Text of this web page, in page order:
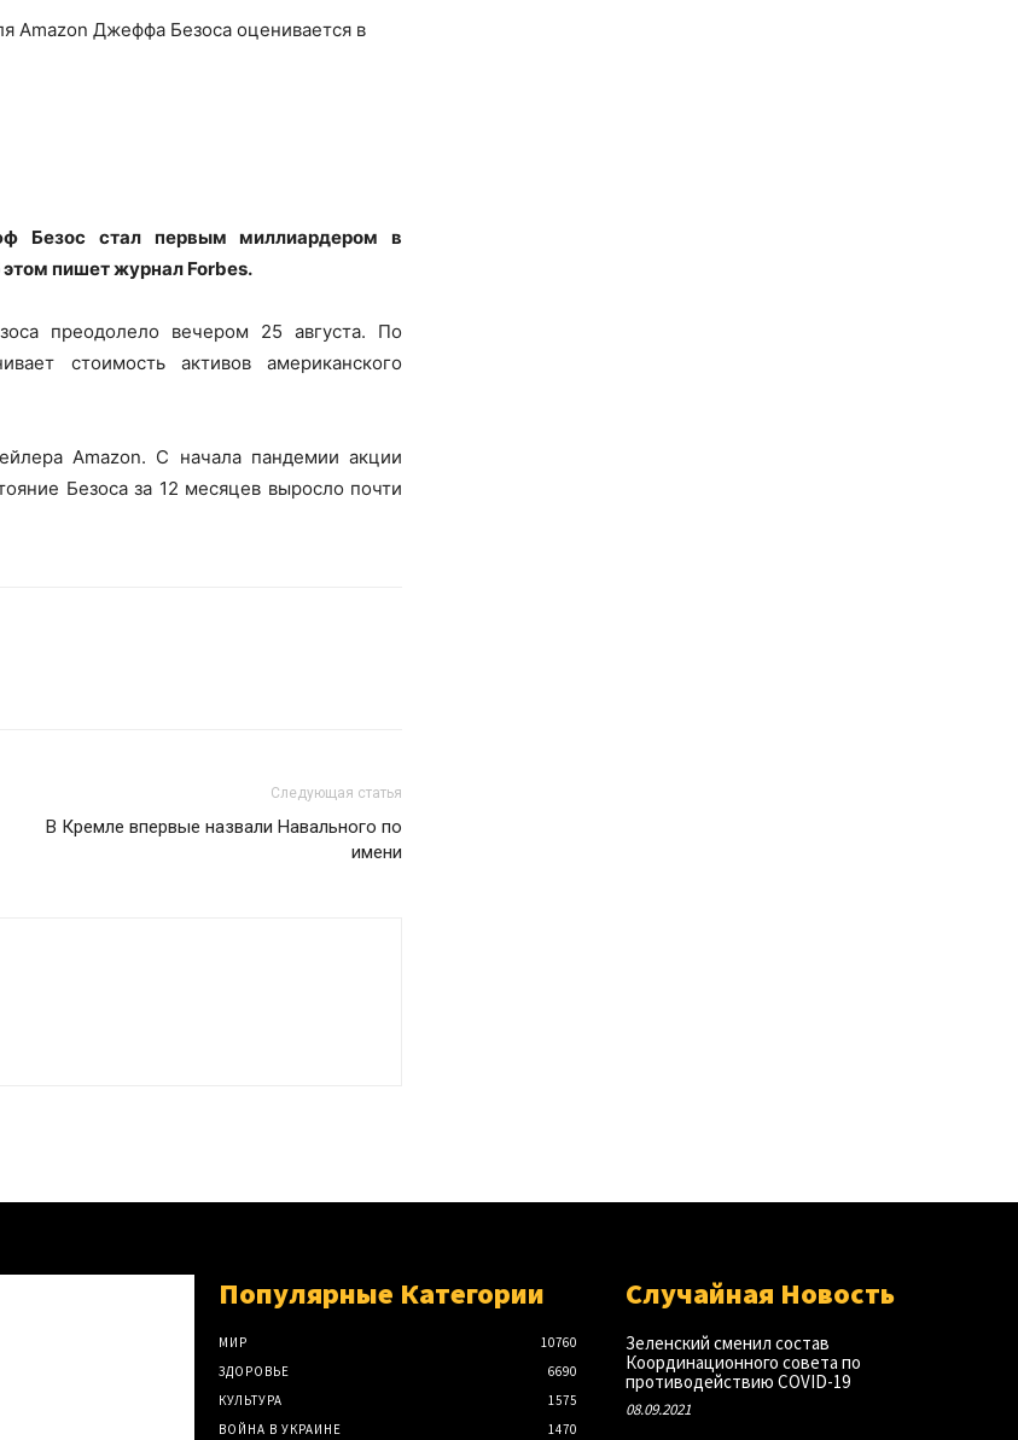
Amazon Джеффа Безоса оценивается в
Безос стал первым миллиардером в
пишет журнал Forbes.
преодолело вечером 25 августа. По
стоимость активов американского
Amazon. С начала пандемии акции
Безоса за 12 месяцев выросло почти
Следующая статья
В Кремле впервые назвали Навального по
имени
Популярные Категории
МИР
10760
ЗДОРОВЬЕ
6690
КУЛЬТУРА
1575
ВОЙНА В УКРАИНЕ
1470
Случайная Новость
Зеленский сменил состав
Координационного совета по
противодействию COVID-19
08.09.2021